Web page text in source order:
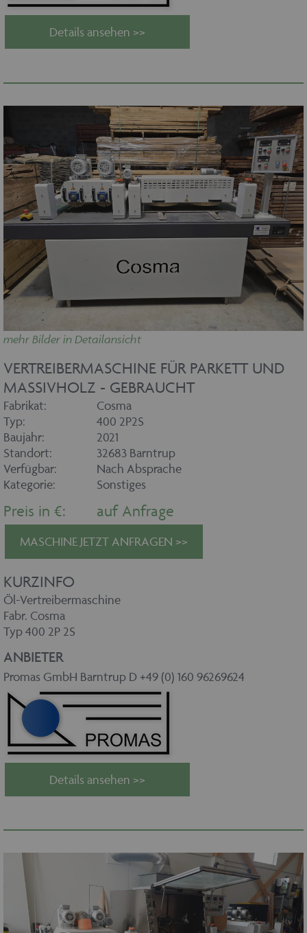
Details ansehen >>
mehr Bilder in Detailansicht
VERTREIBERMASCHINE FÜR PARKETT UND
MASSIVHOLZ - GEBRAUCHT
Fabrikat:
Cosma
Typ:
400 2P2S
Baujahr:
2021
Standort:
32683 Barntrup
Verfügbar:
Nach Absprache
Kategorie:
Sonstiges
Preis in €: auf Anfrage
MASCHINE JETZT ANFRAGEN >>
KURZINFO
Öl-Vertreibermaschine
Fabr. Cosma
Typ 400 2P 2S
ANBIETER
Promas GmbH Barntrup D +49 (0) 160 96269624
Details ansehen >>